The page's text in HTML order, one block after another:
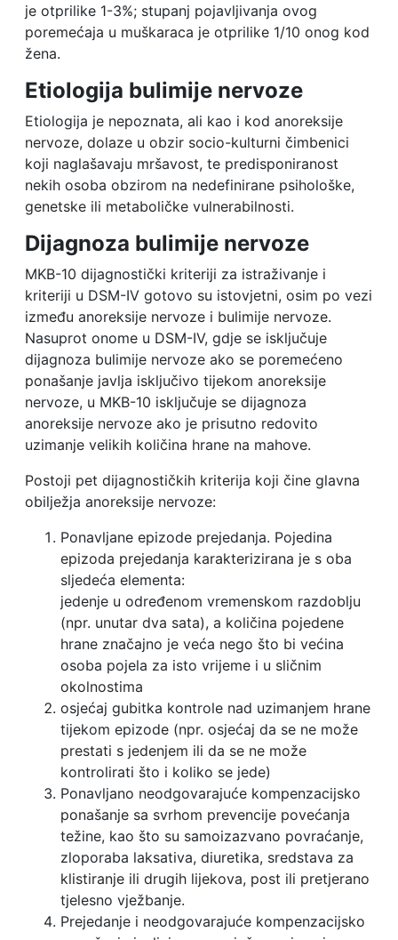
je otprilike 1-3%; stupanj pojavljivanja ovog
poremećaja u muškaraca je otprilike 1/10 onog kod
žena.
Etiologija bulimije nervoze
Etiologija je nepoznata, ali kao i kod anoreksije
nervoze, dolaze u obzir socio-kulturni čimbenici
koji naglašavaju mršavost, te predisponiranost
nekih osoba obzirom na nedefinirane psihološke,
genetske ili metaboličke vulnerabilnosti.
Dijagnoza bulimije nervoze
MKB-10 dijagnostički kriteriji za istraživanje i
kriteriji u DSM-IV gotovo su istovjetni, osim po vezi
između anoreksije nervoze i bulimije nervoze.
Nasuprot onome u DSM-IV, gdje se isključuje
dijagnoza bulimije nervoze ako se poremećeno
ponašanje javlja isključivo tijekom anoreksije
nervoze, u MKB-10 isključuje se dijagnoza
anoreksije nervoze ako je prisutno redovito
uzimanje velikih količina hrane na mahove.
Postoji pet dijagnostičkih kriterija koji čine glavna
obilježja anoreksije nervoze:
Ponavljane epizode prejedanja. Pojedina
epizoda prejedanja karakterizirana je s oba
sljedeća elementa:
jedenje u određenom vremenskom razdoblju
(npr. unutar dva sata), a količina pojedene
hrane značajno je veća nego što bi većina
osoba pojela za isto vrijeme i u sličnim
okolnostima
osjećaj gubitka kontrole nad uzimanjem hrane
tijekom epizode (npr. osjećaj da se ne može
prestati s jedenjem ili da se ne može
kontrolirati što i koliko se jede)
Ponavljano neodgovarajuće kompenzacijsko
ponašanje sa svrhom prevencije povećanja
težine, kao što su samoizazvano povraćanje,
zloporaba laksativa, diuretika, sredstava za
klistiranje ili drugih lijekova, post ili pretjerano
tjelesno vježbanje.
Prejedanje i neodgovarajuće kompenzacijsko